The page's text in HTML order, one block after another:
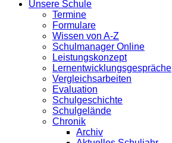
Unsere Schule
Termine
Formulare
Wissen von A-Z
Schulmanager Online
Leistungskonzept
Lernentwicklungsgespräche
Vergleichsarbeiten
Evaluation
Schulgeschichte
Schulgelände
Chronik
Archiv